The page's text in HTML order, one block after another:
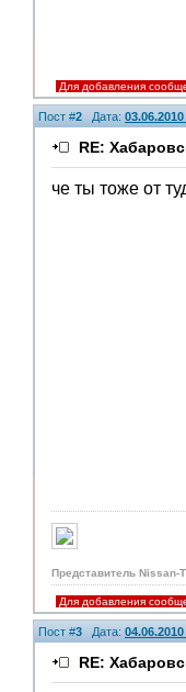
Для добавления
Пост #2 Дата:
RE:
че ты тоже от
Представитель Nissan-
Для добавления
Пост #3 Дата:
RE: